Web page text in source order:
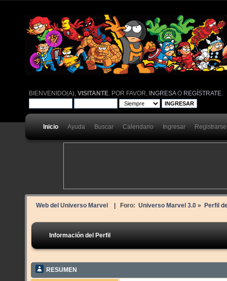
BIENVENIDO(A),VISITANTE . POR FAVOR, INGRESAO REGÍSTRATE
Inicio Ayuda Buscar Calendario Ingresar Registrarse
Web del Universo Marvel | Foro: Universo Marvel 3.0» Perfil
Información del Perfil
RESUMEN